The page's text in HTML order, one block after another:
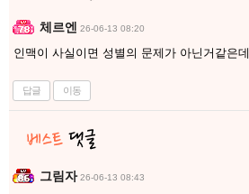
체르엔 26-06-13 08:20
인맥이 사실이면 성별의 문제가 아닌거같은데
답글 이동
그림자 26-06-13 08:43